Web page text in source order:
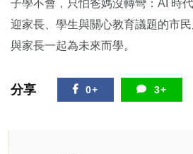
子學不會，只怕爸媽沒轉彎：AI 時
迎家長、學生與關心教育議題的市
與家長一起為未來而學。
分享 0+ 3+